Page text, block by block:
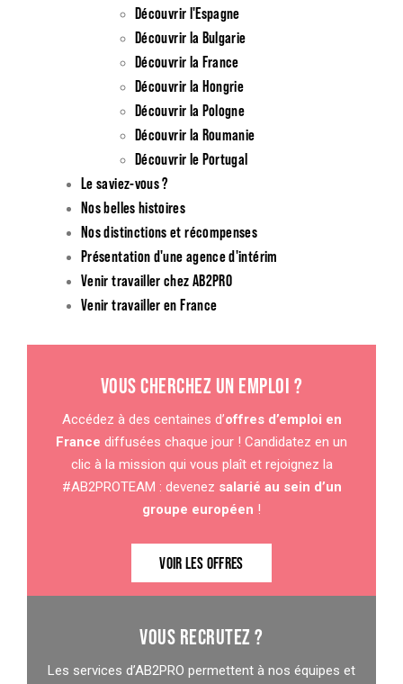
Découvrir l'Espagne
Découvrir la Bulgarie
Découvrir la France
Découvrir la Hongrie
Découvrir la Pologne
Découvrir la Roumanie
Découvrir le Portugal
Le saviez-vous ?
Nos belles histoires
Nos distinctions et récompenses
Présentation d'une agence d'intérim
Venir travailler chez AB2PRO
Venir travailler en France
VOUS CHERCHEZ UN EMPLOI ?
Accédez à des centaines d’offres d’emploi en
France diffusées chaque jour ! Candidatez en un
clic à la mission qui vous plaît et rejoignez la
#AB2PROTEAM : devenez salarié au sein d’un
groupe européen !
VOIR LES OFFRES
VOUS RECRUTEZ ?
Les services d’AB2PRO permettent à nos équipes et